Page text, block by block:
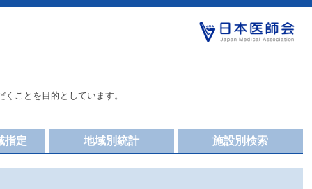
ことを目的としています。
施設別検索
地域別統計
指定